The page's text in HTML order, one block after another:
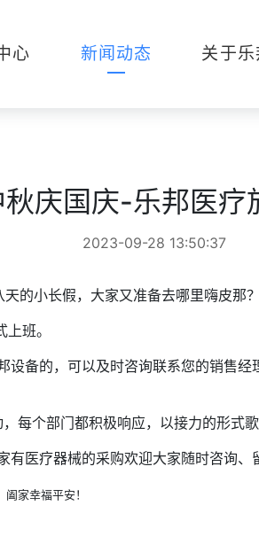
心 新闻动态 关于乐
庆国庆-乐邦医疗
2023-09-28 13:50:37
的小长假，大家又准备去哪里嗨皮那？
班。
备的，可以及时咨询联系您的销售
每个部门都积极响应，以接力的形式
医疗器械的采购欢迎大家随时咨询、
家幸福平安！